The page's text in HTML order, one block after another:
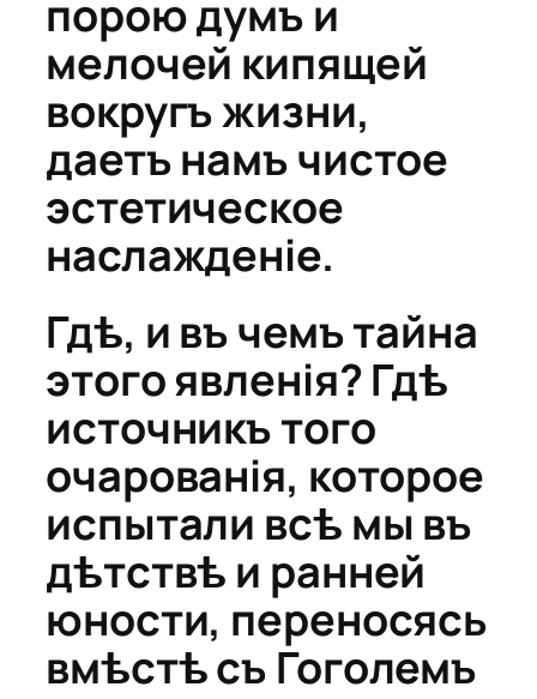
порою думъ и
мелочей кипящей
вокругъ жизни,
даетъ намъ чистое
эстетическое
наслажденіе.
Гдѣ, и въ чемъ тайна
этого явленія? Гдѣ
источникъ того
очарованія, которое
испытали всѣ мы въ
дѣтствѣ и ранней
юности, переносясь
вмѣстѣ съ Гоголемъ